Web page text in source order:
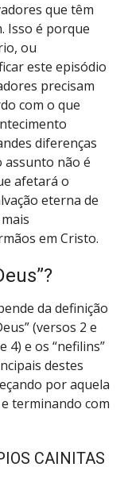
que têm
Isso é porque
ou
este episódio
precisam
com o que
diferenças
assunto não é
afetará o
eterna de
em Cristo.
da definição
(versos 2 e
4) e os “nefilins”
destes
por aquela
terminando com
CAINITAS